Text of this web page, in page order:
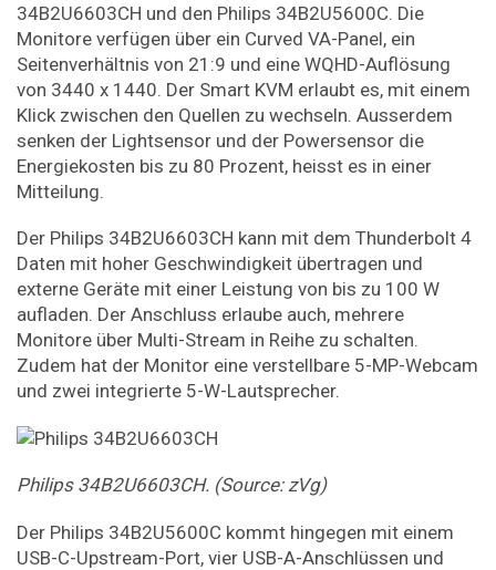
34B2U6603CH und den Philips 34B2U5600C. Die
Monitore verfügen über ein Curved VA-Panel, ein
Seitenverhältnis von 21:9 und eine WQHD-Auflösung
von 3440 x 1440. Der Smart KVM erlaubt es, mit einem
Klick zwischen den Quellen zu wechseln. Ausserdem
senken der Lightsensor und der Powersensor die
Energiekosten bis zu 80 Prozent, heisst es in einer
Mitteilung.
Der Philips 34B2U6603CH kann mit dem Thunderbolt 4
Daten mit hoher Geschwindigkeit übertragen und
externe Geräte mit einer Leistung von bis zu 100 W
aufladen. Der Anschluss erlaube auch, mehrere
Monitore über Multi-Stream in Reihe zu schalten.
Zudem hat der Monitor eine verstellbare 5-MP-Webcam
und zwei integrierte 5-W-Lautsprecher.
Philips 34B2U6603CH. (Source: zVg)
Der Philips 34B2U5600C kommt hingegen mit einem
USB-C-Upstream-Port, vier USB-A-Anschlüssen und